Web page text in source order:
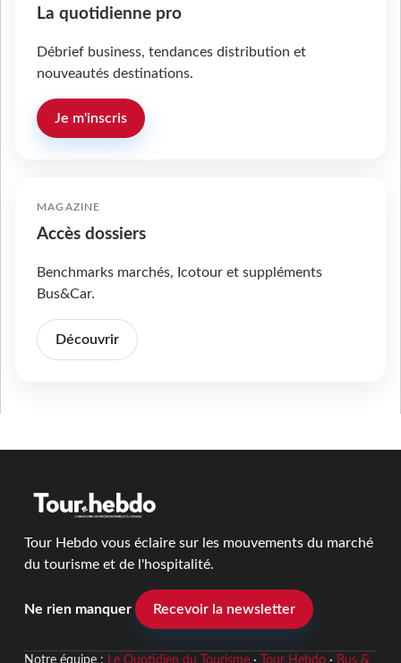
La quotidienne pro
Débrief business, tendances distribution et
nouveautés destinations.
Je m'inscris
MAGAZINE
Accès dossiers
Benchmarks marchés, Icotour et suppléments
Bus&Car.
Découvrir
Tour Hebdo vous éclaire sur les mouvements du marché
du tourisme et de l'hospitalité.
Ne rien manquer Recevoir la newsletter
Notre équipe : Le Quotidien du Tourisme· Tour Hebdo· Bus &